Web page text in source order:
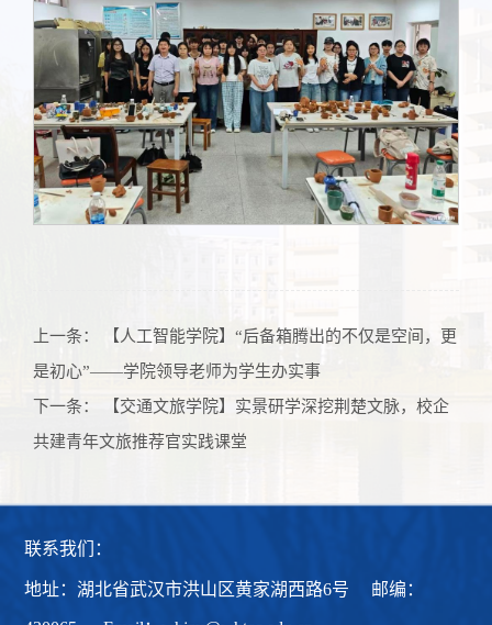
上一条：
【人工智能学院】“后备箱腾出的不仅是空间，更
是初心”——学院领导老师为学生办实事
下一条：
【交通文旅学院】实景研学深挖荆楚文脉，校企
共建青年文旅推荐官实践课堂
联系我们：
地址：湖北省武汉市洪山区黄家湖西路6号 邮编：